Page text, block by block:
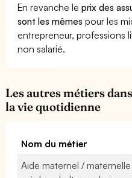
En revanche leprix des
sont les mêmes pour les
entrepreneur, professions
non salarié.
Les autres métiers
la vie quotidienne
Nom du métier
Aide maternel /